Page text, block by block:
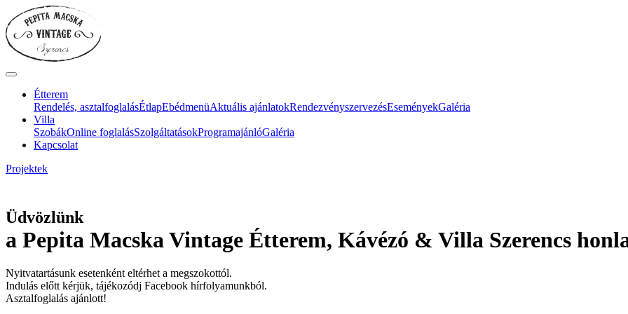
Étterem
Rendelés, asztalfoglalásÉtlapEbédmenüAktuális ajánlatokRendezvényszervezésEseményekGaléria
Villa
SzobákOnline foglalásSzolgáltatásokProgramajánlóGaléria
Kapcsolat
Projektek
Üdvözlünk
a Pepita Macska Vintage Étterem, Kávézó & Villa Szerencs
Nyitvatartásunk esetenként eltérhet a megszokottól.
Indulás előtt kérjük, tájékozódj Facebook hírfolyamunkból.
Asztalfoglalás ajánlott!